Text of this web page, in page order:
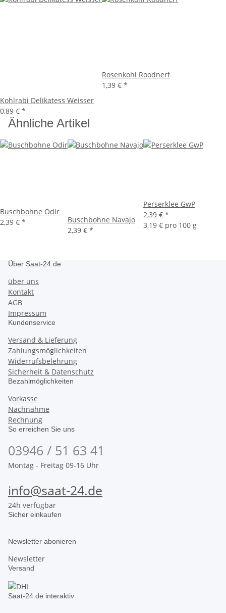
Kohlrabi Delikatess Weisser
0,89 € *
Rosenkohl Roodnerf
1,39 € *
Ähnliche Artikel
Buschbohne Odir
2,39 € *
Buschbohne Navajo
2,39 € *
Perserklee GwP
2,39 € *
3,19 € pro 100 g
Über Saat-24.de
über uns
Kontakt
AGB
Impressum
Kundenservice
Versand & Lieferung
Zahlungsmöglichkeiten
Widerrufsbelehrung
Sicherheit & Datenschutz
Bezahlmöglichkeiten
Vorkasse
Nachnahme
Rechnung
So erreichen Sie uns
03946 / 51 63 41
Montag - Freitag 09-16 Uhr
info@saat-24.de
24h verfügbar
Sicher einkaufen
Newsletter abonieren
Newsletter
Versand
Saat-24.de interaktiv